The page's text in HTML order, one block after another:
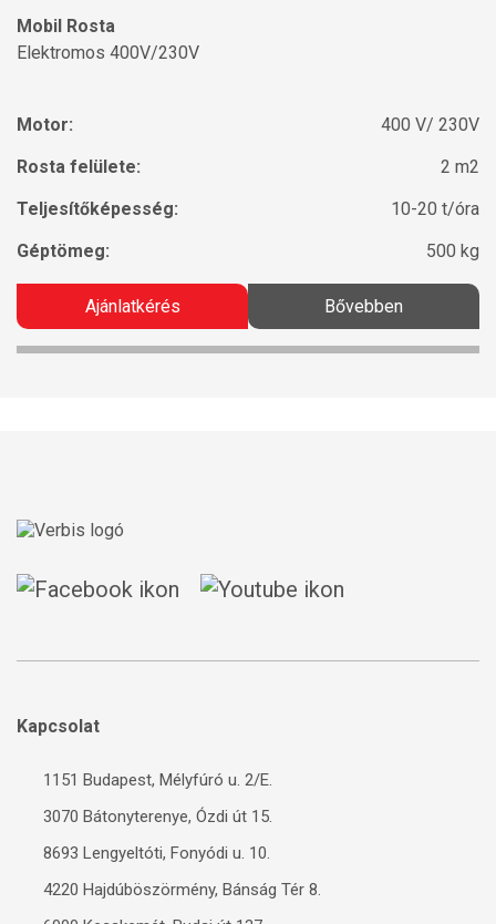
Mobil Rosta
Elektromos 400V/230V
Motor:
400 V/ 230V
Rosta felülete:
2 m2
Teljesítőképesség:
10-20 t/óra
Géptömeg:
500 kg
Ajánlatkérés Bővebben
Kapcsolat
1151 Budapest, Mélyfúró u. 2/E.
3070 Bátonyterenye, Ózdi út 15.
8693 Lengyeltóti, Fonyódi u. 10.
4220 Hajdúböszörmény, Bánság Tér 8.